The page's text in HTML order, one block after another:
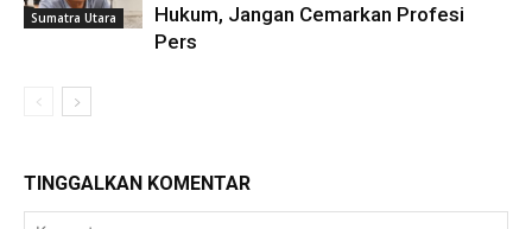
Sumatra Utara
Hukum, Jangan Cemarkan Profesi
Pers
TINGGALKAN KOMENTAR